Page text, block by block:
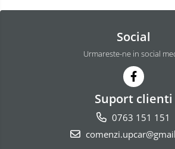
Social
Urmareste-ne in social
Suport clienti
0763 151 151